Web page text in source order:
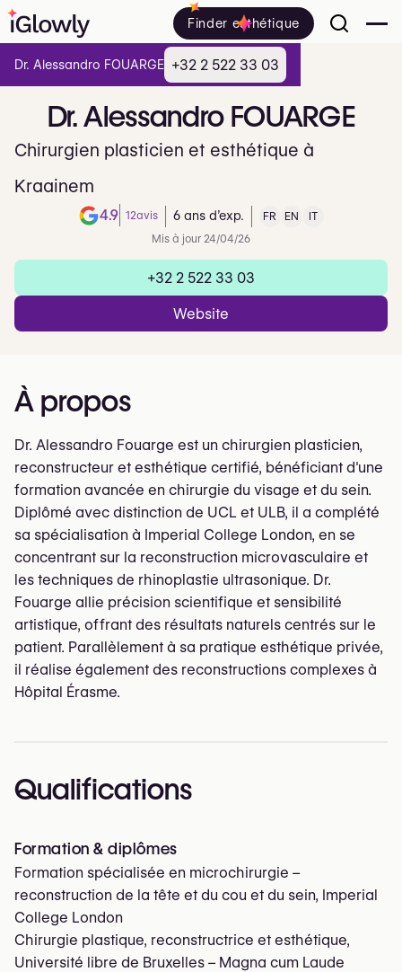
Finder esthétique
Dr.Alessandro FOUARGE
Chirurgien plasticien et esthétique à
Kraainem
4.9 12avis
Note de 4.9 sur 5 sur Google
6 ans d’exp. FR EN
IT
Mis à jour 24/04/26
+32 2 522 33 03
Website
À propos
Dr. Alessandro Fouarge est un chirurgien plasticien,
reconstructeur et esthétique certifié, bénéficiant d'une
formation avancée en chirurgie du visage et du sein.
Diplômé avec distinction de UCL et ULB, il a complété
sa spécialisation à Imperial College London, en se
concentrant sur la reconstruction microvasculaire et
les techniques de rhinoplastie ultrasonique. Dr.
Fouarge allie précision scientifique et sensibilité
artistique, offrant des résultats naturels centrés sur le
patient. Parallèlement à sa pratique esthétique privée,
il réalise également des reconstructions complexes à
Hôpital Érasme.
Qualifications
Formation & diplômes
Formation spécialisée en microchirurgie –
reconstruction de la tête et du cou et du sein, Imperial
College London
Chirurgie plastique, reconstructrice et esthétique,
Université libre de Bruxelles – Magna cum Laude
Dr. Alessandro FOUARGE +32 2 522 33 03